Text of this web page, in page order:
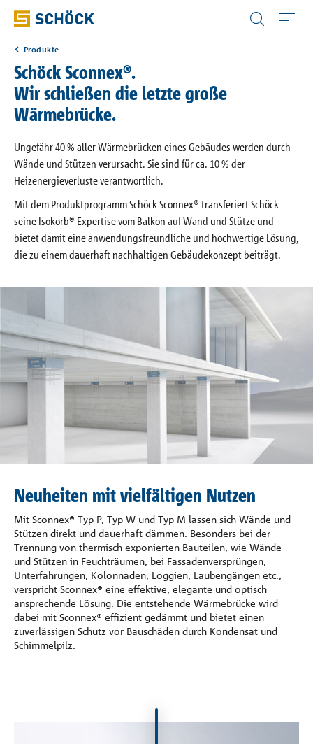
Anwendungen
Produkte
Downloads
Digitale Lösungen
Referenzen
Unternehmen
Austria (AT) Deutsch
Produkte
Schöck Sconnex®.
Wir schließen die letzte große
Wärmebrücke.
Ungefähr 40 ­% aller Wärmebrücken eines Gebäudes werden durch
Wände und Stützen verursacht. Sie sind für ca. 10 % der
Heizenergieverluste verantwortlich.
Mit dem Produktprogramm Schöck Sconnex® transferiert Schöck
seine Isokorb® Expertise vom Balkon auf Wand und Stütze und
bietet damit eine anwendungsfreundliche und hochwertige Lösung,
die zu einem dauerhaft nachhaltigen Gebäudekonzept beiträgt.
Neuheiten mit vielfältigen Nutzen
Mit Sconnex® Typ P, Typ W und Typ M lassen sich Wände und
Stützen direkt und dauerhaft dämmen. Besonders bei der
Trennung von thermisch exponierten Bauteilen, wie Wände
und Stützen in Feuchträumen, bei Fassadenversprüngen,
Unterfahrungen, Kolonnaden, Loggien, Laubengängen etc.,
verspricht Sconnex® eine effektive, elegante und optisch
ansprechende Lösung. Die entstehende Wärmebrücke wird
dabei mit Sconnex® effizient gedämmt und bietet einen
zuverlässigen Schutz vor Bauschäden durch Kondensat und
Schimmelpilz.